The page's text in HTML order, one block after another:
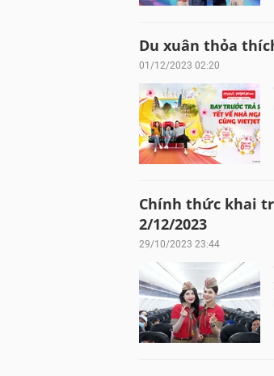
Du xuân thỏa
01/12/2023 02:20
Chính thức khai
2/12/2023
29/10/2023 23:44